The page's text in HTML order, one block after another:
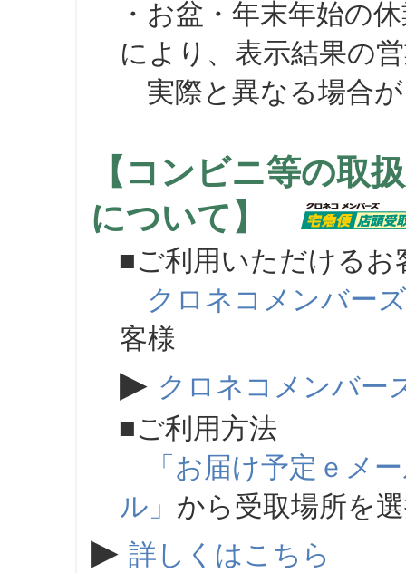
・お盆・年末年始の
により、表示結果の
実際と異なる場合が
【コンビニ等の取
について】
■ご利用いただけるお
クロネコメンバーズ
客様
▶ クロネコメンバー
■ご利用方法
「お届け予定ｅメ
ル」 から受取場所を
▶ 詳しくはこちら